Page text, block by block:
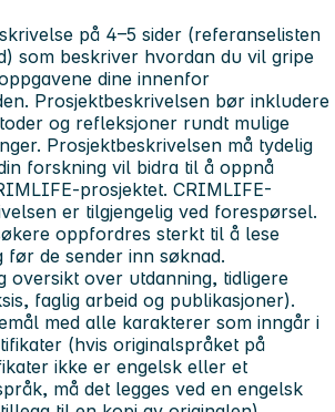
på 4–5 sider (referanselisten
som beskriver hvordan du vil gripe
dine innenfor
Prosjektbeskrivelsen bør inkludere
og refleksjoner rundt mulige
Prosjektbeskrivelsen må tydelig
forskning vil bidra til å oppnå
prosjektet. CRIMLIFE-
er tilgjengelig ved forespørsel.
oppfordres sterkt til å lese
før de sender inn søknad.
oversikt over utdanning, tidligere
faglig arbeid og publikasjoner).
med alle karakterer som inngår i
(hvis originalspråket på
ikke er engelsk eller et
må det legges ved en engelsk